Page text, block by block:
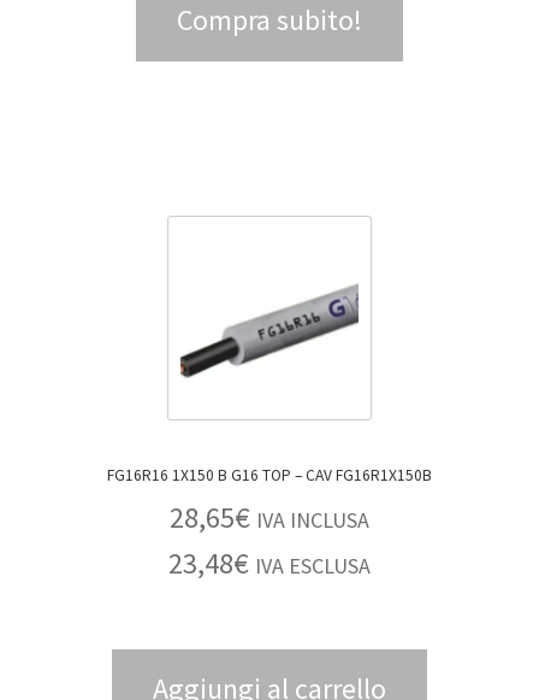
Compra subito!
FG16R16 1X150 B G16 TOP – CAV FG16R1X150B
28,65€ IVA INCLUSA
23,48€ IVA ESCLUSA
Aggiungi al carrello